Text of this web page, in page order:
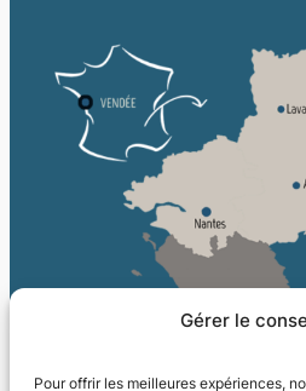
Gérer le
Pour offrir les meilleures expériences,